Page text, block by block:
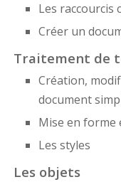
Les raccourcis
Créer un
Traitement de
Création,
document
Mise en forme
Les styles
Les objets